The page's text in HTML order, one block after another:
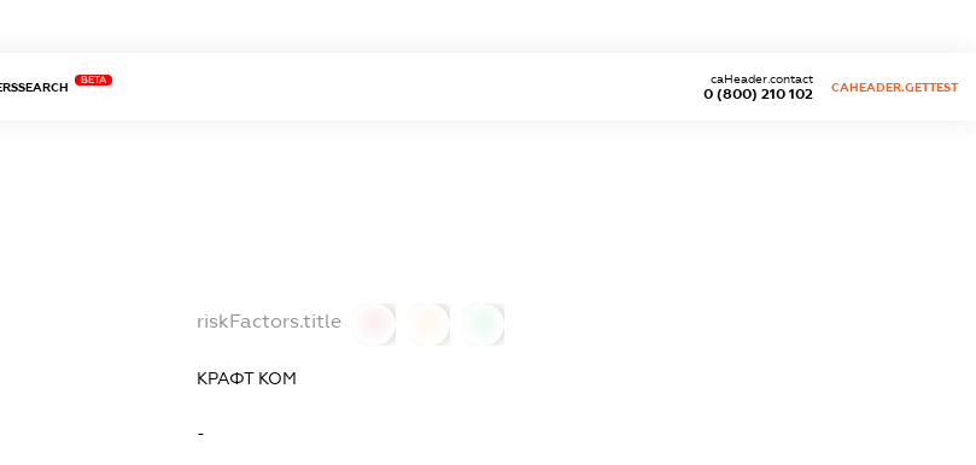
BETA
0 (800) 210 102
caHeader.contact
CAHEADER.GETTEST
riskFactors.title
КРАФТ КОМ
-